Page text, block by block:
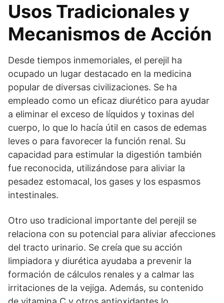
Usos Tradicionales y
Mecanismos de Acción
Desde tiempos inmemoriales, el perejil ha
ocupado un lugar destacado en la medicina
popular de diversas civilizaciones. Se ha
empleado como un eficaz diurético para ayudar
a eliminar el exceso de líquidos y toxinas del
cuerpo, lo que lo hacía útil en casos de edemas
leves o para favorecer la función renal. Su
capacidad para estimular la digestión también
fue reconocida, utilizándose para aliviar la
pesadez estomacal, los gases y los espasmos
intestinales.
Otro uso tradicional importante del perejil se
relaciona con su potencial para aliviar afecciones
del tracto urinario. Se creía que su acción
limpiadora y diurética ayudaba a prevenir la
formación de cálculos renales y a calmar las
irritaciones de la vejiga. Además, su contenido